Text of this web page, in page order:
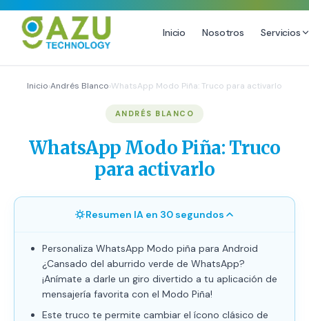
Inicio Nosotros Servicios
Estrategia de Redes Sociales
Publicidad Digital
Growth Youtube ↗
Diseño Gráfico Profesional
Inicio›Andrés Blanco›WhatsApp Modo Piña: Truco para activarlo
ANDRÉS BLANCO
WhatsApp Modo Piña: Truco
para activarlo
Resumen IA en 30 segundos
Personaliza WhatsApp Modo piña para Android
¿Cansado del aburrido verde de WhatsApp?
¡Anímate a darle un giro divertido a tu aplicación de
mensajería favorita con el Modo Piña!
Este truco te permite cambiar el ícono clásico de